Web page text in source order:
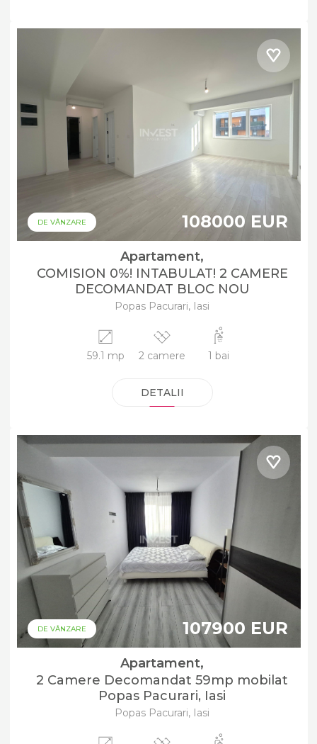
DE VÂNZARE 108000 EUR
Apartament,
COMISION 0%! INTABULAT! 2 CAMERE
DECOMANDAT BLOC NOU
Popas Pacurari, Iasi
59.1 mp 2 camere 1 bai
DETALII
DE VÂNZARE 107900 EUR
Apartament,
2 Camere Decomandat 59mp mobilat
Popas Pacurari, Iasi
Popas Pacurari, Iasi